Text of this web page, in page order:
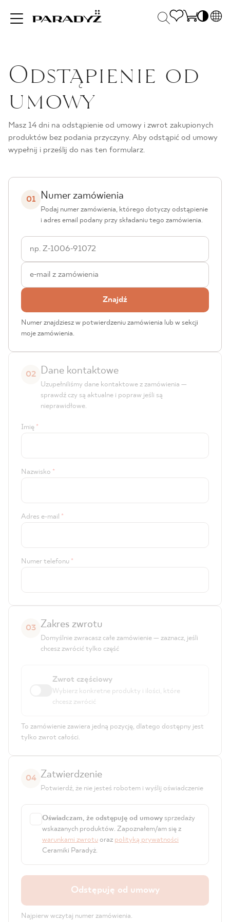
INSPIRACJE
PRODUKTY
KOLEKCJE
DLA BIZNESU
GDZIE KUPIĆ
O NAS
MÓJ PROFIL
Odstąpienie od
umowy
Masz 14 dni na odstąpienie od umowy i zwrot zakupionych
produktów bez podania przyczyny. Aby odstąpić od umowy
wypełnij i prześlij do nas ten formularz.
01 Numer zamówienia
Podaj numer zamówienia, którego dotyczy odstąpienie
i adres email podany przy składaniu tego zamówienia.
Znajdź
Numer znajdziesz w potwierdzeniu zamówienia lub w sekcji
moje zamówienia.
02 Dane kontaktowe
Uzupełniliśmy dane kontaktowe z zamówienia —
sprawdź czy są aktualne i popraw jeśli są
nieprawidłowe.
Imię *
Nazwisko *
Adres e-mail *
Numer telefonu *
03 Zakres zwrotu
Domyślnie zwracasz całe zamówienie — zaznacz, jeśli
chcesz zwrócić tylko część
Zwrot częściowy
Wybierz konkretne produkty i ilości, które
chcesz zwrócić
To zamówienie zawiera jedną pozycję, dlatego dostępny jest
tylko zwrot całości.
04 Zatwierdzenie
Potwierdź, że nie jesteś robotem i wyślij oświadczenie
Oświadczam, że odstępuję od umowysprzedaży
wskazanych produktów. Zapoznałem/am się z
warunkami zwrotuoraz polityką prywatności
Ceramiki Paradyż.
Odstępuję od umowy
Najpierw wczytaj numer zamówienia.